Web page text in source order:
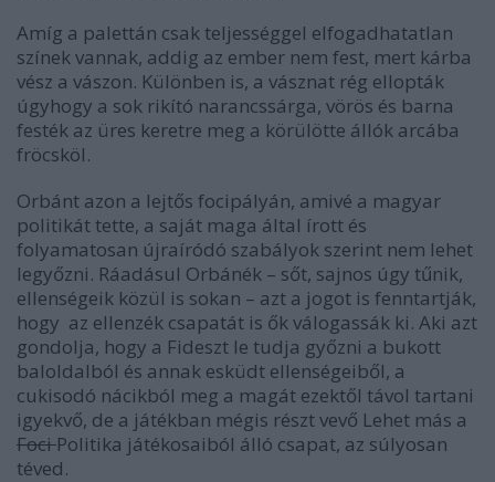
Amíg a palettán csak teljességgel elfogadhatatlan
színek vannak, addig az ember nem fest, mert kárba
vész a vászon. Különben is, a vásznat rég ellopták
úgyhogy a sok rikító narancssárga, vörös és barna
festék az üres keretre meg a körülötte állók arcába
fröcsköl.
Orbánt azon a lejtős focipályán, amivé a magyar
politikát tette, a saját maga által írott és
folyamatosan újraíródó szabályok szerint nem lehet
legyőzni. Ráadásul Orbánék – sőt, sajnos úgy tűnik,
ellenségeik közül is sokan – azt a jogot is fenntartják,
hogy az ellenzék csapatát is ők válogassák ki. Aki azt
gondolja, hogy a Fideszt le tudja győzni a bukott
baloldalból és annak esküdt ellenségeiből, a
cukisodó nácikból meg a magát ezektől távol tartani
igyekvő, de a játékban mégis részt vevő Lehet más a
FociPolitika játékosaiból álló csapat, az súlyosan
téved.